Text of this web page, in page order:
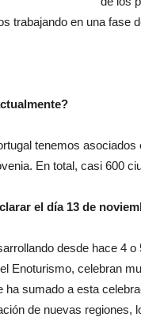
trabajando en una fase
tenemos
En total, casi 600
el día 13 de
desde hace 4
Enoturismo, celebran
ha sumado a esta
de nuevas regiones,